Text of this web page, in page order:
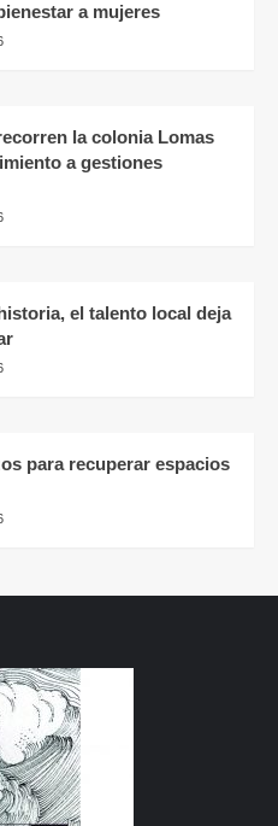
a mujeres
la colonia Lomas
a gestiones
el talento local deja
para recuperar espacios